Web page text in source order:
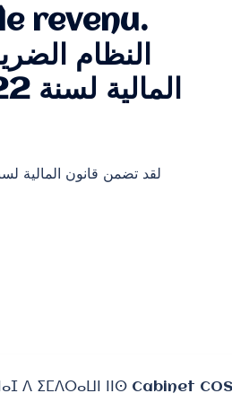
revenu.
النظام